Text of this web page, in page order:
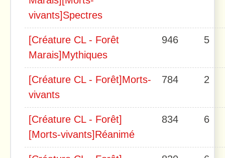
vivants]Spectres
[Créature CL - Forêt
Marais]Mythiques
946 5
[Créature CL - Forêt]Morts-
vivants
784 2
[Créature CL - Forêt]
[Morts-vivants]Réanimé
834 6